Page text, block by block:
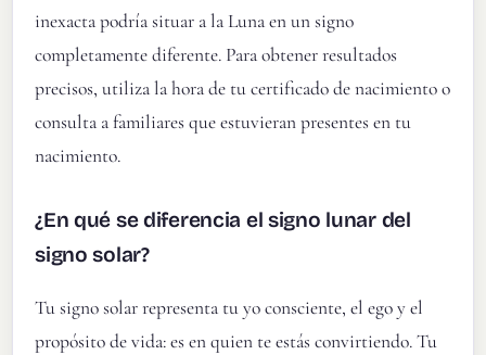
inexacta podría situar a la Luna en un signo
completamente diferente. Para obtener resultados
precisos, utiliza la hora de tu certificado de nacimiento o
consulta a familiares que estuvieran presentes en tu
nacimiento.
¿En qué se diferencia el signo lunar del
signo solar?
Tu signo solar representa tu yo consciente, el ego y el
propósito de vida: es en quien te estás convirtiendo. Tu